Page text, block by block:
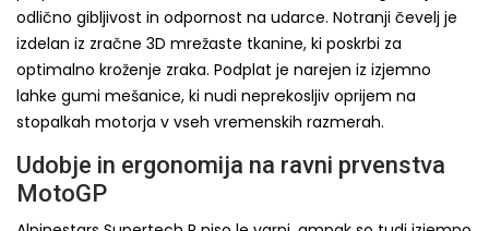
odlično gibljivost in odpornost na udarce. Notranji čevelj je
izdelan iz zračne 3D mrežaste tkanine, ki poskrbi za
optimalno kroženje zraka. Podplat je narejen iz izjemno
lahke gumi mešanice, ki nudi neprekosljiv oprijem na
stopalkah motorja v vseh vremenskih razmerah.
Udobje in ergonomija na ravni prvenstva
MotoGP